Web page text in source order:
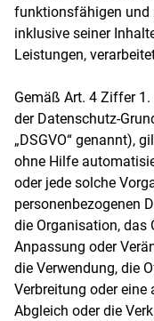
funktionsfähigen und
inklusive seiner
Leistungen,
Gemäß Art. 4 Ziffer
der Datenschutz-
„DSGVO“ genannt),
ohne Hilfe
oder jede solche
personenbezogenen
die Organisation, das
Anpassung oder
die Verwendung, die
Verbreitung oder eine
Abgleich oder die